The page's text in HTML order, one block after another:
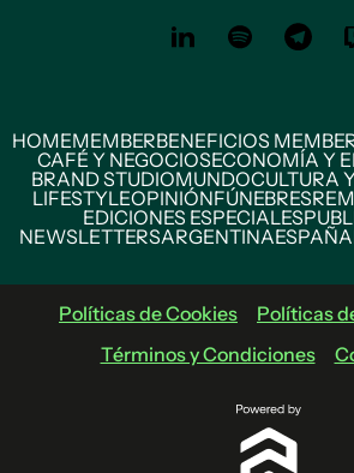
HOMEMEMBERBENEFICIOS
CAFÉ Y NEGOCIOSECONOMÍA Y
BRAND STUDIOMUNDOCULTURA
LIFESTYLEOPINIÓNFÚNEBRES
EDICIONES ESPECIALES
NEWSLETTERSARGENTINAESPAÑA
Políticas de Cookies
Políticas
Términos y Condiciones